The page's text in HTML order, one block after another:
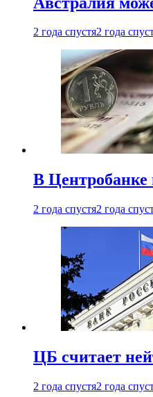
2 года спустя2 года
В Центробанке
2 года спустя2 года
ЦБ считает
2 года спустя2 года